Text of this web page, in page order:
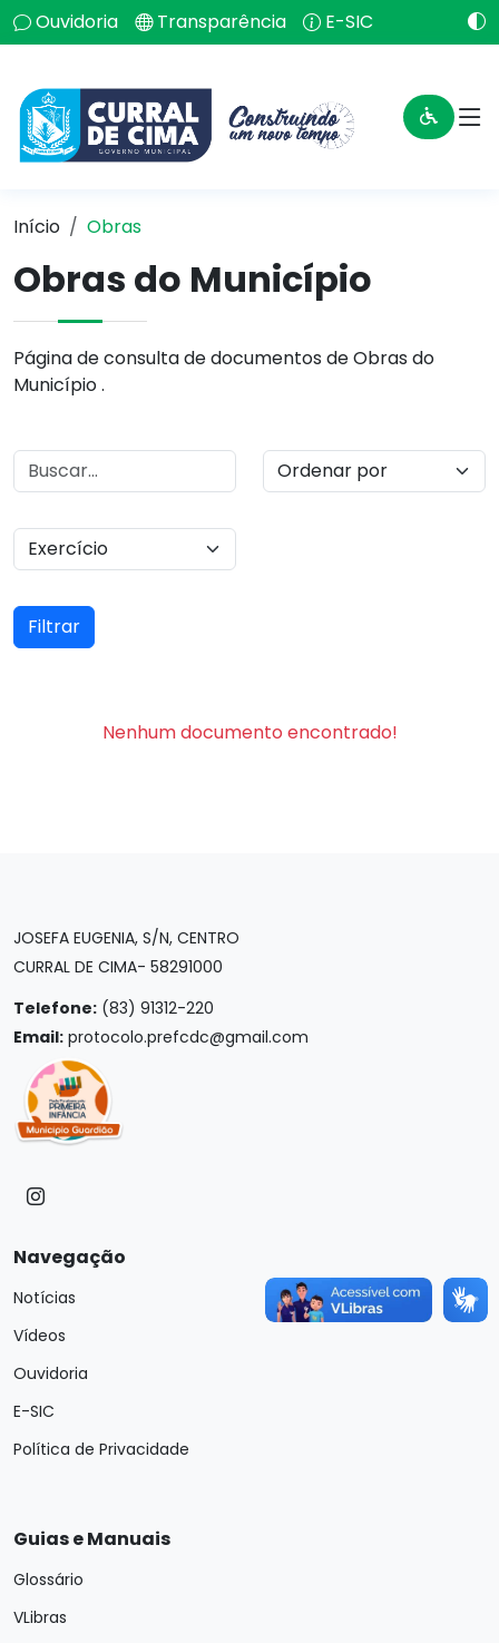
Ouvidoria Transparência E-SIC
Início Obras
Obras do Município
Página de consulta de documentos de Obras do
Município .
Filtrar
Nenhum documento encontrado!
JOSEFA EUGENIA, S/N, CENTRO
CURRAL DE CIMA- 58291000
Telefone: (83) 91312-220
Email: protocolo.prefcdc@gmail.com
Navegação
Notícias
Vídeos
Ouvidoria
E-SIC
Política de Privacidade
Guias e Manuais
Glossário
VLibras